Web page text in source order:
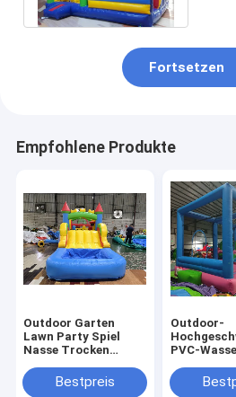
Fortsetzen
Empfohlene Produkte
Outdoor Garten
Lawn Party Spiel
Nasse Trocken
Sprunghaus Combo
Hindernisplatz mit
Bestpreis
Outdoor-
PVC-
Aufblasen